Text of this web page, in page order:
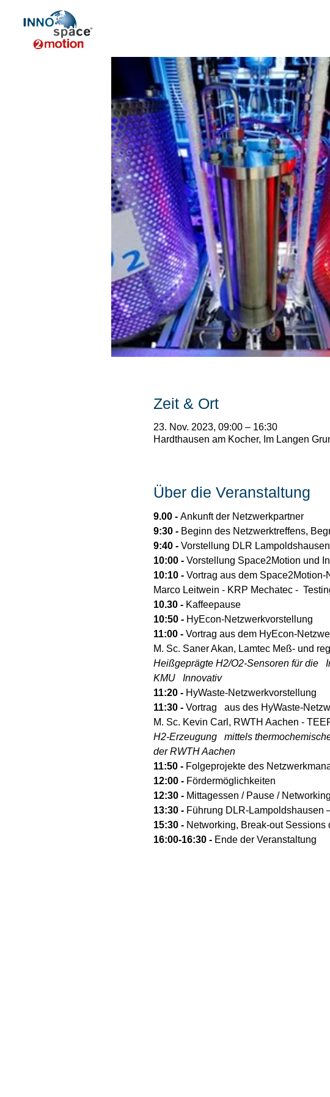
Zeit & Ort
23. Nov. 2023, 09:00 – 16:30
Hardthausen am Kocher, Im Langen
Über die Veranstaltung
9.00 - Ankunft der Netzwerkpartner
9:30 - Beginn des Netzwerktreffens,
9:40 - Vorstellung DLR Lampoldshausen
10:00 - Vorstellung Space2Motion und
10:10 - Vortrag aus dem Space2Motion-
Marco Leitwein - KRP Mechatec -
10.30 - Kaffeepause
10:50 - HyEcon-Netzwerkvorstellung
11:00 - Vortrag aus dem HyEcon-
M. Sc. Saner Akan, Lamtec Meß- und
Heißgeprägte H2/O2-Sensoren für die
KMU   Innovativ
11:20 - HyWaste-Netzwerkvorstellung
11:30 - Vortrag   aus des HyWaste-
M. Sc. Kevin Carl, RWTH Aachen -
H2-Erzeugung   mittels
der RWTH Aachen
11:50 - Folgeprojekte des
12:00 - Fördermöglichkeiten
12:30 - Mittagessen / Pause / Networking
13:30 - Führung DLR-Lampoldshausen
15:30 - Networking, Break-out Sessions
16:00-16:30 - Ende der Veranstaltung